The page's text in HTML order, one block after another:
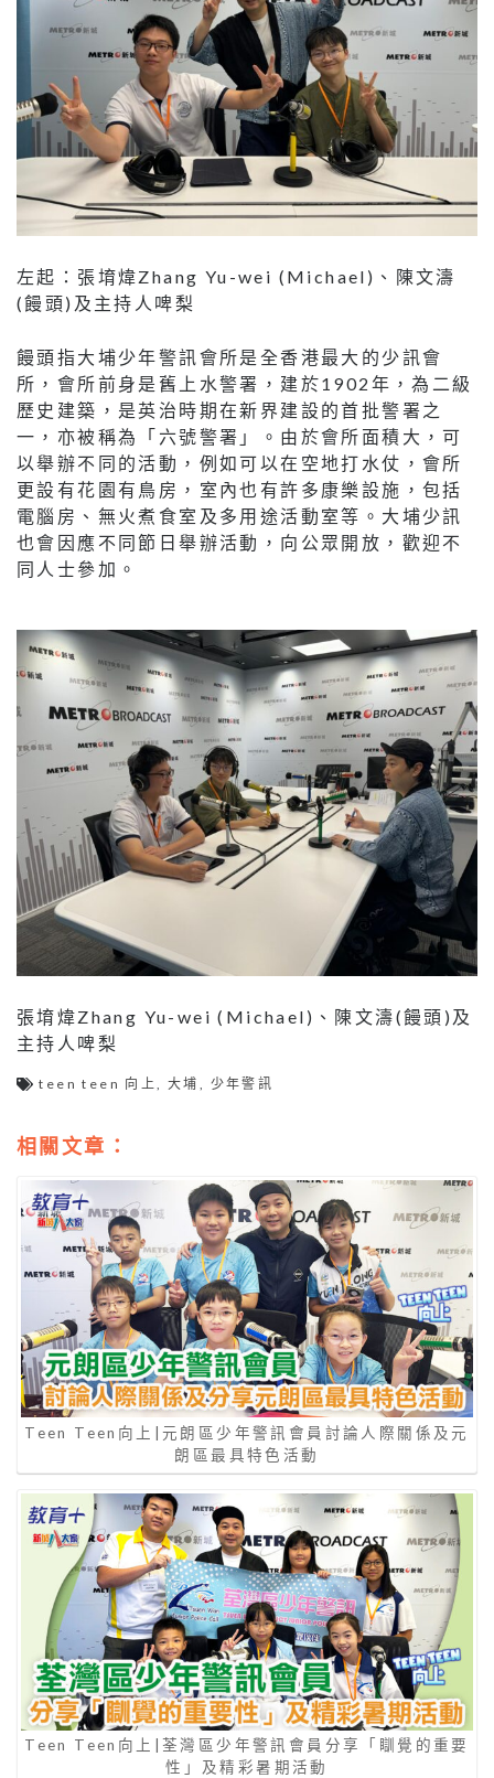
左起：張堉煒Zhang Yu-wei (Michael)、陳文濤
(饅頭)及主持人啤梨
饅頭指大埔少年警訊會所是全香港最大的少訊會
所，會所前身是舊上水警署，建於1902年，為二級
歷史建築，是英治時期在新界建設的首批警署之
一，亦被稱為「六號警署」。由於會所面積大，可
以舉辦不同的活動，例如可以在空地打水仗，會所
更設有花園有鳥房，室內也有許多康樂設施，包括
電腦房、無火煮食室及多用途活動室等。大埔少訊
也會因應不同節日舉辦活動，向公眾開放，歡迎不
同人士參加。
張堉煒Zhang Yu-wei (Michael)、陳文濤(饅頭)及
主持人啤梨
teen teen 向上 ,大埔 少年警訊
相關文章：
Teen Teen向上|元朗區少年警訊會員討論人際關係及元
朗區最具特色活動
Teen Teen向上|荃灣區少年警訊會員分享「瞓覺的重要
性」及精彩暑期活動